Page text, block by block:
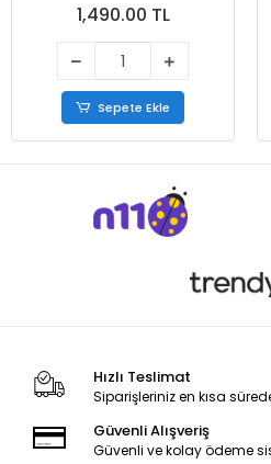
1,490.00 TL
Sepete Ekle
Hızlı Teslimat
Siparişleriniz en kısa
Güvenli Alışveriş
Güvenli ve kolay ödeme